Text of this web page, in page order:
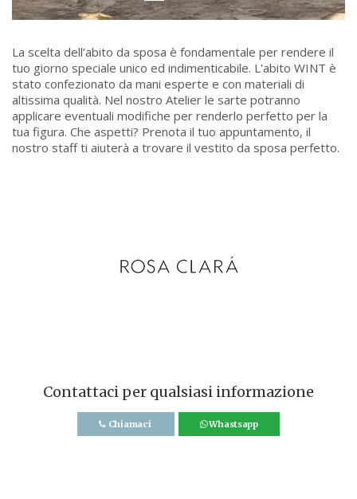
La scelta dell’abito da sposa è fondamentale per rendere il
tuo giorno speciale unico ed indimenticabile. L'abito WINT è
stato confezionato da mani esperte e con materiali di
altissima qualità. Nel nostro Atelier le sarte potranno
applicare eventuali modifiche per renderlo perfetto per la
tua figura. Che aspetti? Prenota il tuo appuntamento, il
nostro staff ti aiuterà a trovare il vestito da sposa perfetto.
Contattaci per qualsiasi informazione
Chiamaci Whastsapp